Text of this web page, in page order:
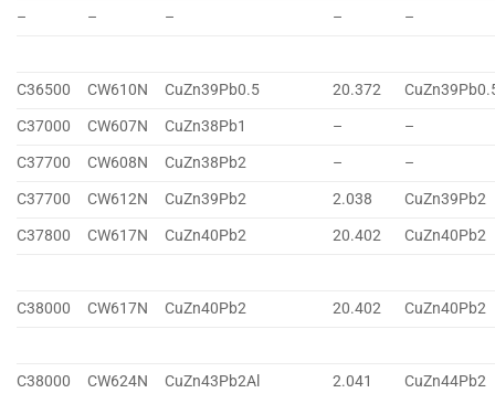
–
– – – –
C36500 CW610N CuZn39Pb0.5 20.372
C37000
CW607N CuZn38Pb1 –
–
C37700
CW608N CuZn38Pb2 –
–
C37700
CW612N CuZn39Pb2 2.038
CuZn39Pb2
C37800
CW617N CuZn40Pb2 20.402 CuZn40Pb2
C38000 CW617N CuZn40Pb2 20.402 CuZn40Pb2
C38000 CW624N CuZn43Pb2Al 2.041
CuZn44Pb2